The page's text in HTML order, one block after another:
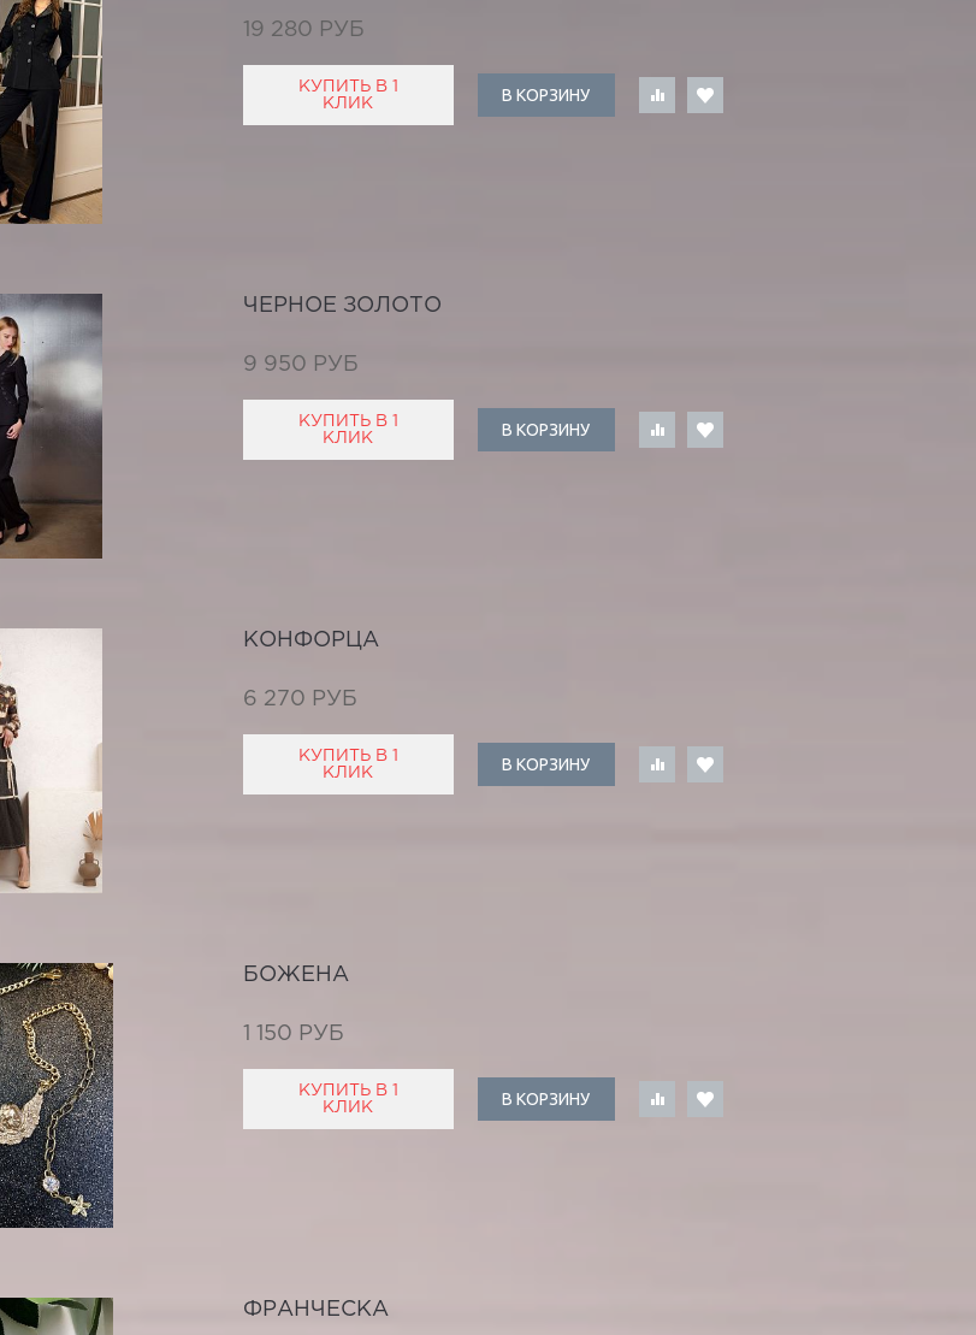
19 280 РУБ
КУПИТЬ В 1
КЛИК
В КОРЗИНУ
ЧЕРНОЕ ЗОЛОТО
9 950 РУБ
КУПИТЬ В 1
КЛИК
В КОРЗИНУ
КОНФОРЦА
6 270 РУБ
КУПИТЬ В 1
КЛИК
В КОРЗИНУ
БОЖЕНА
1 150 РУБ
КУПИТЬ В 1
КЛИК
В КОРЗИНУ
ФРАНЧЕСКА